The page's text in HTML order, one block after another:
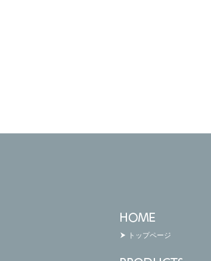
トップページ